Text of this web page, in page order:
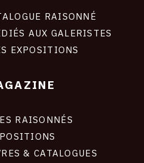
RAISONNÉ
AUX GALERISTES
EXPOSITIONS
RAISONNÉS
& CATALOGUES